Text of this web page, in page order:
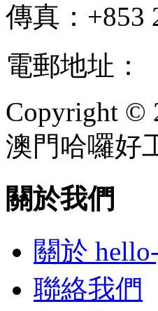
傳真：+853
電郵地址：
Copyright ©
澳門哈囉好
關於我們
關於
聯絡我們